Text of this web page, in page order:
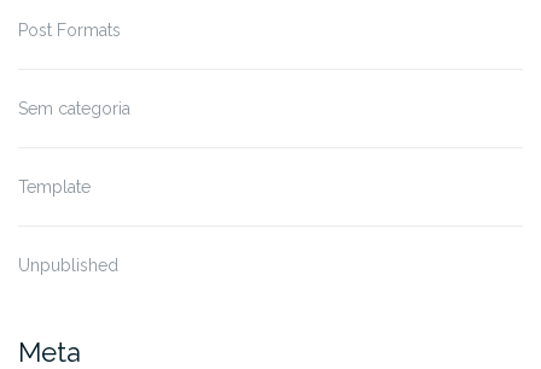
Post Formats
Sem categoria
Template
Unpublished
Meta